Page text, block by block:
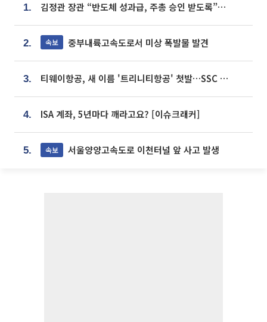
1. 김정관 장관 “반도체 성과급, 주총 승인 받도록”…상법·자본시장법 개정 시사
2. 속보 중부내륙고속도로서 미상 폭발물 발견
3. 티웨이항공, 새 이름 '트리니티항공' 첫발…SSC 전략 본격화
4. ISA 계좌, 5년마다 깨라고요? [이슈크래커]
5. 속보 서울양양고속도로 이천터널 앞 사고 발생